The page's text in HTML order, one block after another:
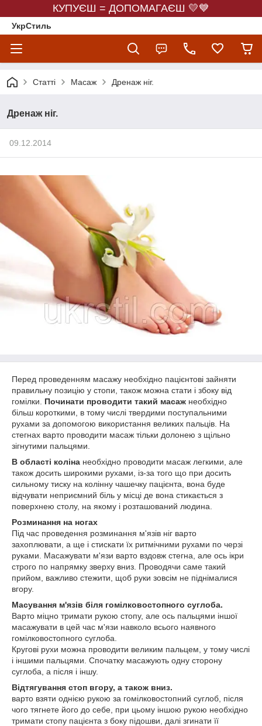
КУПУЄШ = ДОПОМАГАЄШ 💛💙
УкрСтиль
Статті Масаж Дренаж ніг.
Дренаж ніг.
09.12.2014
Перед проведенням масажу необхідно пацієнтові зайняти
правильну позицію у стопи, також можна стати і збоку від
гомілки. Починати проводити такий масаж необхідно
більш короткими, в тому числі твердими поступальними
рухами за допомогою використання великих пальців. На
стегнах варто проводити масаж тільки долонею з щільно
зігнутими пальцями.
В області коліна необхідно проводити масаж легкими, але
також досить широкими рухами, із-за того що при досить
сильному тиску на колінну чашечку пацієнта, вона буде
відчувати неприємний біль у місці де вона стикається з
поверхнею столу, на якому і розташований людина.
Розминання на ногах
Під час проведення розминання м'язів ніг варто
захоплювати, а ще і стискати їх ритмічними рухами по черзі
руками. Масажувати м'язи варто вздовж стегна, але ось ікри
строго по напрямку зверху вниз. Проводячи саме такий
прийом, важливо стежити, щоб руки зовсім не піднімалися
вгору.
Масування м'язів біля гомілковостопного суглоба.
Варто міцно тримати рукою стопу, але ось пальцями іншої
масажувати в цей час м'язи навколо всього наявного
гомілковостопного суглоба.
Кругові рухи можна проводити великим пальцем, у тому числі
і іншими пальцями. Спочатку масажують одну сторону
суглоба, а після і іншу.
Відтягування стоп вгору, а також вниз.
варто взяти однією рукою за гомілковостопний суглоб, після
чого тягнете його до себе, при цьому іншою рукою необхідно
тримати стопу пацієнта з боку підошви, далі згинати її